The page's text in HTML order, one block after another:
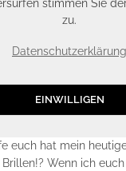
hier–
Service:
zu Hause
euch hat mein
Wenn ich
stimmen Sie
zu.
Datenschutzerklärung
EINWILLIGEN